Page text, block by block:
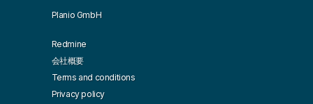
Planio GmbH
Redmine
会社概要
Terms and conditions
Privacy policy